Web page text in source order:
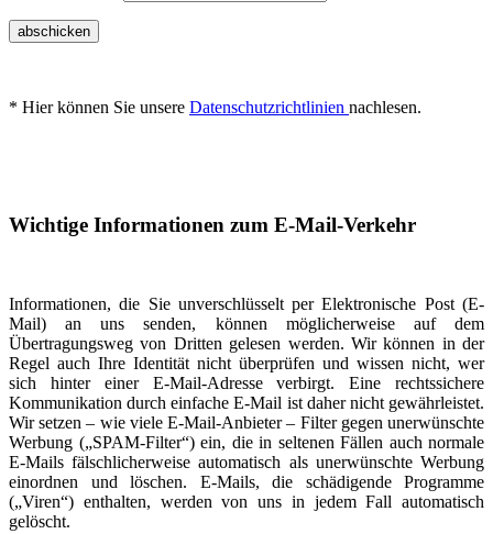
abschicken
* Hier können Sie unsere Datenschutzrichtlinien nachlesen.
Wichtige Informationen zum E-Mail-Verkehr
Informationen, die Sie unverschlüsselt per Elektronische Post (E-
Mail) an uns senden, können möglicherweise auf dem
Übertragungsweg von Dritten gelesen werden. Wir können in der
Regel auch Ihre Identität nicht überprüfen und wissen nicht, wer
sich hinter einer E-Mail-Adresse verbirgt. Eine rechtssichere
Kommunikation durch einfache E-Mail ist daher nicht gewährleistet.
Wir setzen – wie viele E-Mail-Anbieter – Filter gegen unerwünschte
Werbung („SPAM-Filter“) ein, die in seltenen Fällen auch normale
E-Mails fälschlicherweise automatisch als unerwünschte Werbung
einordnen und löschen. E-Mails, die schädigende Programme
(„Viren“) enthalten, werden von uns in jedem Fall automatisch
gelöscht.